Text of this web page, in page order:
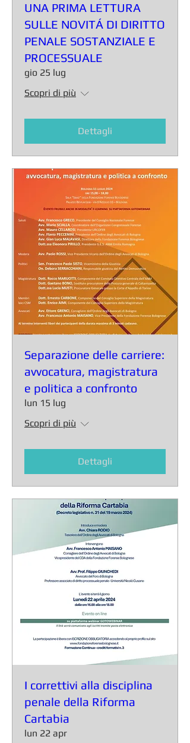
UNA PRIMA LETTURA
SULLE NOVITÁ DI DIRITTO
PENALE SOSTANZIALE E
PROCESSUALE
gio 25 lug
Scopri di più
Dettagli
Separazione delle carriere:
avvocatura, magistratura
e politica a confronto
lun 15 lug
Scopri di più
Dettagli
I correttivi alla disciplina
penale della Riforma
Cartabia
lun 22 apr